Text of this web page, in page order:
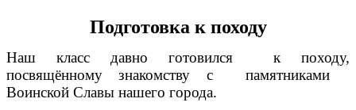
Подготовка к походу
Наш класс давно готовился к походу,
посвящённому знакомству с памятниками
Воинской Славы нашего города.